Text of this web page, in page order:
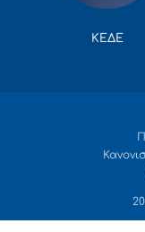
ΚΕΔΕ